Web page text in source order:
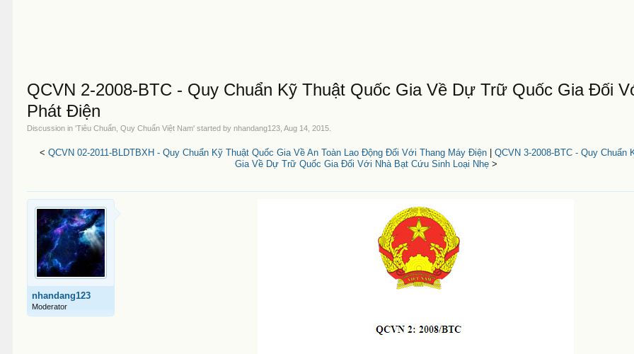
QCVN 2-2008-BTC - Quy Chuẩn Kỹ Thuật Quốc Gia Về Dự Trữ Quốc Gia Đối
Phát Điện
Discussion in 'Tiêu Chuẩn, Quy Chuẩn Việt Nam' started bynhandang123 ,Aug 14, 2015
< QCVN 02-2011-BLDTBXH - Quy Chuẩn Kỹ Thuật Quốc Gia Về An Toàn Lao Động Đối Với Thang Máy Điện
QCVN 3-2008-BTC - Quy Chuẩn
Gia Về Dự Trữ Quốc Gia Đối Với Nhà Bạt Cứu Sinh Loại Nhẹ>
nhandang123
Moderator